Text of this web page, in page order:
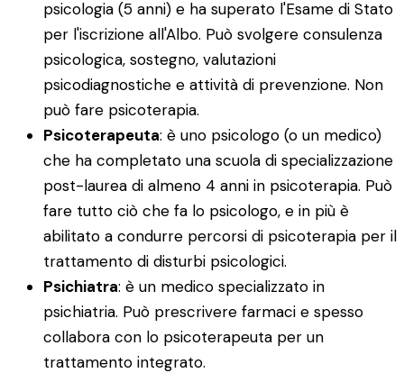
psicologia (5 anni) e ha superato l'Esame di Stato
per l'iscrizione all'Albo. Può svolgere consulenza
psicologica, sostegno, valutazioni
psicodiagnostiche e attività di prevenzione. Non
può fare psicoterapia.
Psicoterapeuta: è uno psicologo (o un medico)
che ha completato una scuola di specializzazione
post-laurea di almeno 4 anni in psicoterapia. Può
fare tutto ciò che fa lo psicologo, e in più è
abilitato a condurre percorsi di psicoterapia per il
trattamento di disturbi psicologici.
Psichiatra: è un medico specializzato in
psichiatria. Può prescrivere farmaci e spesso
collabora con lo psicoterapeuta per un
trattamento integrato.